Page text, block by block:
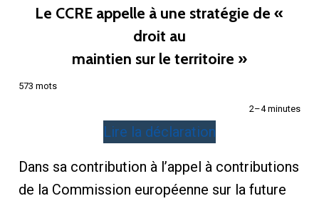
Le CCRE appelle à une stratégie de «
droit au
maintien sur le territoire »
573 mots
2–4 minutes
Lire la déclaration
Dans sa contribution à l’appel à contributions
de la Commission européenne sur la future